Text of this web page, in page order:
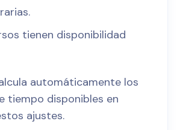
tienen disponibilidad
automáticamente los
tiempo disponibles en
ajustes.